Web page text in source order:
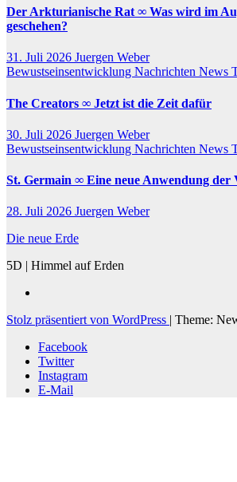
Der Arkturianische Rat ∞ Was wird im
geschehen?
31. Juli 2026 Juergen Weber
Bewustseinsentwicklung Nachrichten News
The Creators ∞ Jetzt ist die Zeit dafür
30. Juli 2026 Juergen Weber
Bewustseinsentwicklung Nachrichten News
St. Germain ∞ Eine neue Anwendung der
28. Juli 2026 Juergen Weber
Die neue Erde
5D | Himmel auf Erden
Stolz präsentiert von WordPress | Theme:
Facebook
Twitter
Instagram
E-Mail